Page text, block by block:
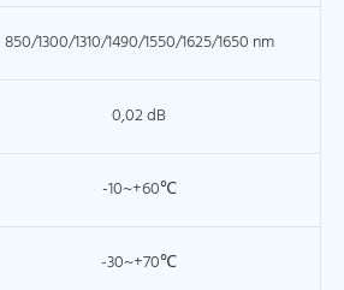
850/1300/1310/1490/1550/1625/1650 nm
0,02 dB
-10~+60℃
-30~+70℃